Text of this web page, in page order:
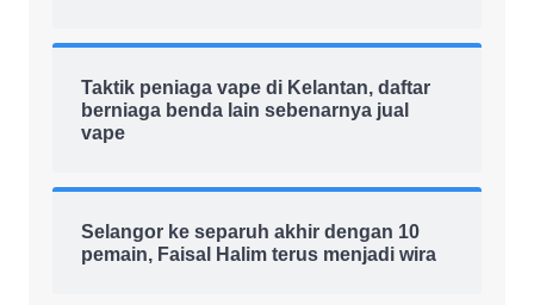
Taktik peniaga vape di Kelantan, daftar
berniaga benda lain sebenarnya jual
vape
Selangor ke separuh akhir dengan 10
pemain, Faisal Halim terus menjadi wira